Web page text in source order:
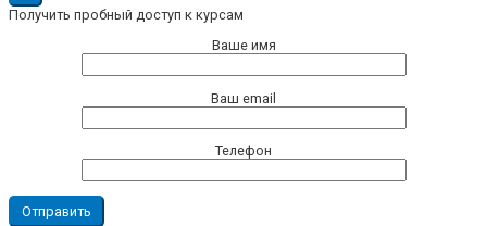
Получить пробный доступ к курсам
Ваше имя
Ваш email
Телефон